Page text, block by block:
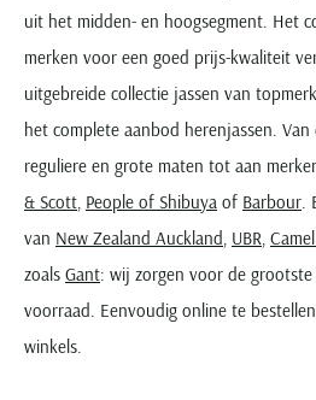
uit het midden- en hoogsegment. Het
merken voor een goed prijs-kwaliteit
uitgebreide collectie jassen van
het complete aanbod herenjassen.
reguliere en grote maten tot aan
& Scott, People of Shibuya of Barbour.
van New Zealand Auckland, UBR,
zoals Gant: wij zorgen voor de
voorraad. Eenvoudig online te
winkels.